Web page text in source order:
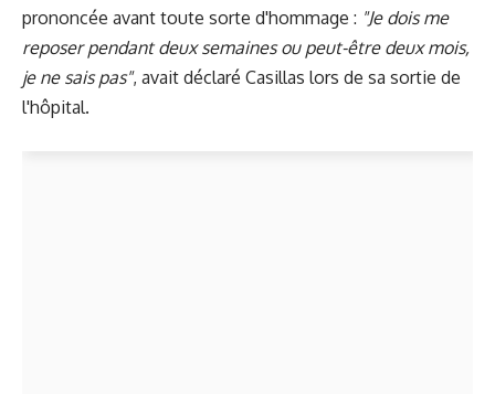
prononcée avant toute sorte d'hommage : "Je dois me
reposer pendant deux semaines ou peut-être deux mois,
je ne sais pas", avait déclaré Casillas lors de sa sortie de
l'hôpital.